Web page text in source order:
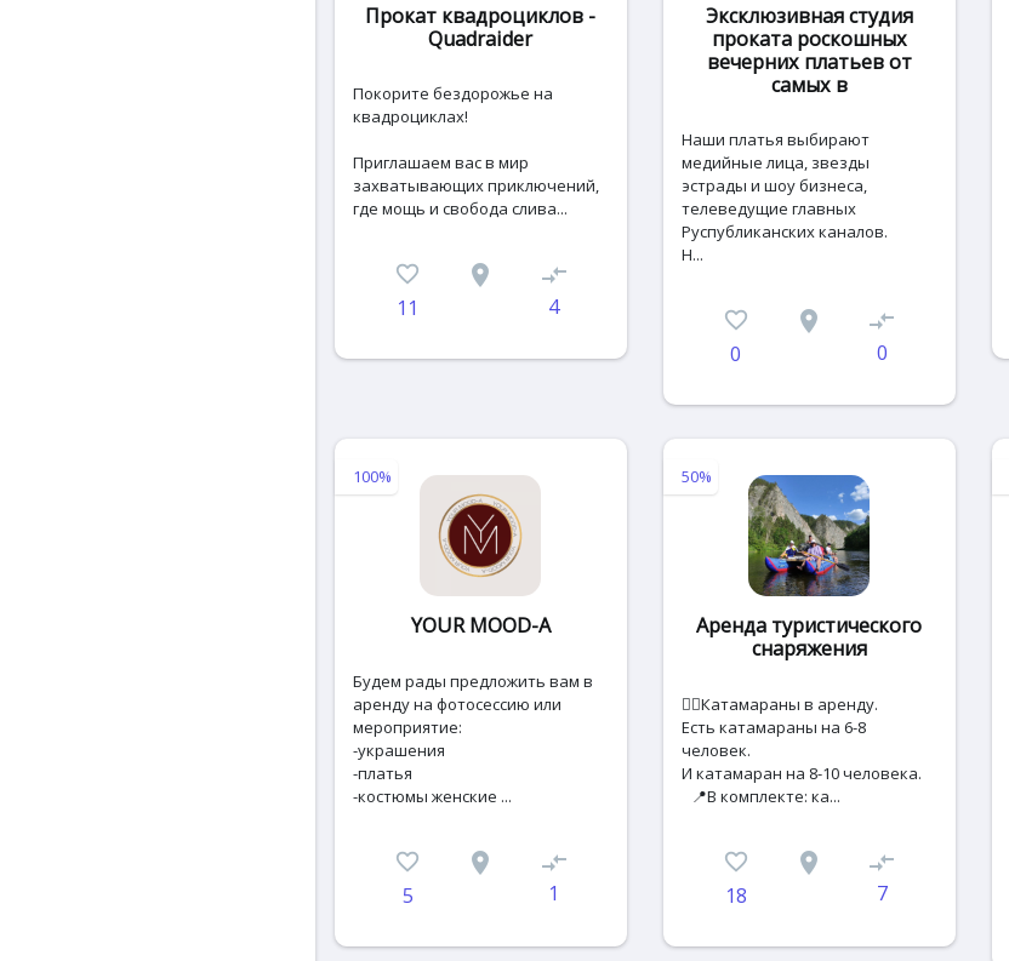
Прокат квадроциклов -
Quadraider
Покорите бездорожье на
квадроциклах!
Приглашаем вас в мир
захватывающих приключений,
где мощь и свобода слива...
favorite_border
11
place compare_arrows
4
Эксклюзивная студия
проката роскошных
вечерних платьев от
самых в
Наши платья выбирают
медийные лица, звезды
эстрады и шоу бизнеса,
телеведущие главных
Руспубликанских каналов.
Н...
favorite_border
0
place compare_arrows
0
100%
YOUR MOOD-A
Будем рады предложить вам в
аренду на фотосессию или
мероприятие:
-украшения
-платья
-костюмы женские ...
favorite_border
5
place compare_arrows
1
50%
Аренда туристического
снаряжения
🚣‍♀️Катамараны в аренду.
Есть катамараны на 6-8
человек.
И катамаран на 8-10 человека.
📍В комплекте: ка...
favorite_border
18
place compare_arrows
7